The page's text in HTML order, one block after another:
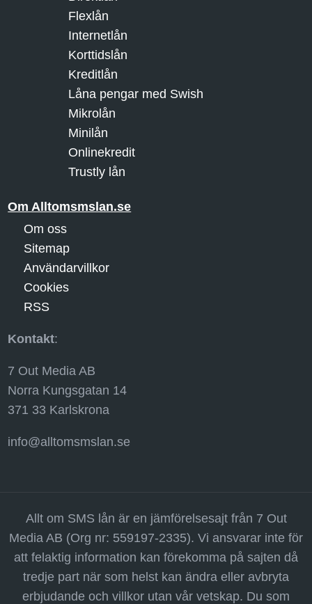
Flexlån
Internetlån
Korttidslån
Kreditlån
Låna pengar med Swish
Mikrolån
Minilån
Onlinekredit
Trustly lån
Om Alltomsmslan.se
Om oss
Sitemap
Användarvillkor
Cookies
RSS
Kontakt:
7 Out Media AB
Norra Kungsgatan 14
371 33 Karlskrona
info@alltomsmslan.se
Allt om SMS lån är en jämförelsesajt från 7 Out
Media AB (Org nr: 559197-2335). Vi ansvarar inte för
att felaktig information kan förekomma på sajten då
tredje part när som helst kan ändra eller avbryta
erbjudande och villkor utan vår vetskap. Du som